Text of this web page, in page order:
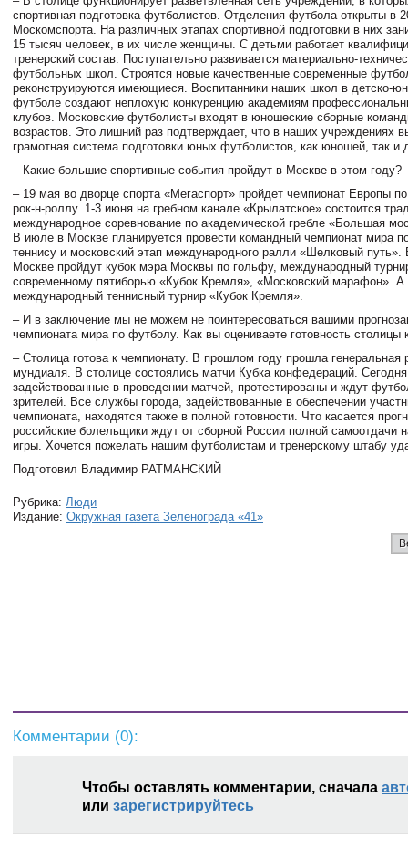
спортивная подготовка футболистов. Отделения футбола открыты в
Москомспорта. На различных этапах спортивной подготовки в них
15 тысяч человек, в их числе женщины. С детьми работает
тренерский состав. Поступательно развивается материально-
футбольных школ. Строятся новые качественные современные
реконструируются имеющиеся. Воспитанники наших школ в детско-
футболе создают неплохую конкуренцию академиям
клубов. Московские футболисты входят в юношеские сборные
возрастов. Это лишний раз подтверждает, что в наших учреждениях
грамотная система подготовки юных футболистов, как юношей, так и
– Какие большие спортивные события пройдут в Москве в этом году?
– 19 мая во дворце спорта «Мегаспорт» пройдет чемпионат Европы
рок-н-роллу. 1-3 июня на гребном канале «Крылатское» состоится
международное соревнование по академической гребле «Большая
В июле в Москве планируется провести командный чемпионат мира
теннису и московский этап международного ралли «Шелковый путь».
Москве пройдут кубок мэра Москвы по гольфу, международный
современному пятиборью «Кубок Кремля», «Московский марафон». А
международный теннисный турнир «Кубок Кремля».
– И в заключение мы не можем не поинтересоваться вашими
чемпионата мира по футболу. Как вы оцениваете готовность столицы
– Столица готова к чемпионату. В прошлом году прошла генеральная
мундиаля. В столице состоялись матчи Кубка конфедераций.
задействованные в проведении матчей, протестированы и ждут
зрителей. Все службы города, задействованные в обеспечении
чемпионата, находятся также в полной готовности. Что касается
российские болельщики ждут от сборной России полной самоотдачи
игры. Хочется пожелать нашим футболистам и тренерскому штабу
Подготовил Владимир РАТМАНСКИЙ
Рубрика: Люди
Издание: Окружная газета Зеленограда «41»
Комментарии (0):
Чтобы оставлять комментарии, сначала
или зарегистрируйтесь